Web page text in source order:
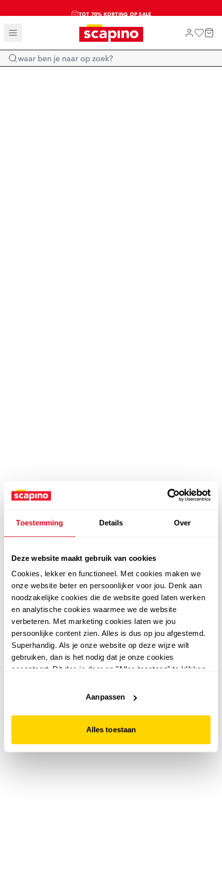
Toestemming Details Over
Deze website maakt gebruik van cookies
Cookies, lekker en functioneel. Met cookies maken we
onze website beter en persoonlijker voor jou. Denk aan
noodzakelijke cookies die de website goed laten werken
en analytische cookies waarmee we de website
verbeteren. Met marketing cookies laten we jou
persoonlijke content zien. Alles is dus op jou afgestemd.
Superhandig. Als je onze website op deze wijze wilt
gebruiken, dan is het nodig dat je onze cookies
accepteert. Dit doe je door op "Alles toestaan" te klikken.
website niet optimaal functioneert.
Aanpassen
Alles toestaan
TOT 70% KORTING OP SALE
SALE: LAATSTE KANS!
SHOP NIEUW
Home